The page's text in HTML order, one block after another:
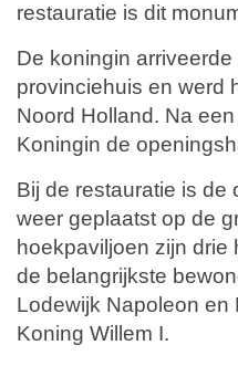
restauratie is dit
De koningin
provinciehuis en werd
Noord Holland. Na
Koningin de
Bij de restauratie is
weer geplaatst op de
hoekpaviljoen zijn
de belangrijkste
Lodewijk Napoleon en
Koning Willem I.